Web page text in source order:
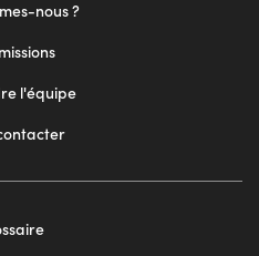
nous ?
l'équipe